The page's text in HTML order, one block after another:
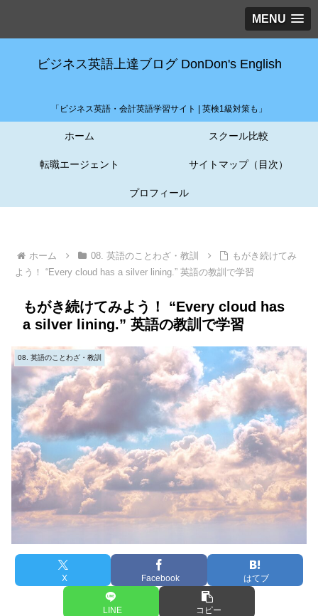
MENU
ビジネス英語上達ブログ DonDon's English
「ビジネス英語・会計英語学習サイト | 英検1級対策も」
ホーム スクール比較
転職エージェント サイトマップ（目次）
プロフィール
ホーム 08. 英語のことわざ・教訓
もがき続けてみ
よう！ “Every cloud has a silver lining.” 英語の教訓で学習
もがき続けてみよう！ “Every cloud has
a silver lining.” 英語の教訓で学習
08. 英語のことわざ・教訓
X Facebook はてブ
LINE コピー